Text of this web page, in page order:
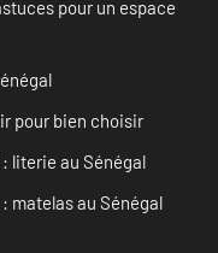
pour un espace
pour bien choisir
literie au Sénégal
matelas au Sénégal